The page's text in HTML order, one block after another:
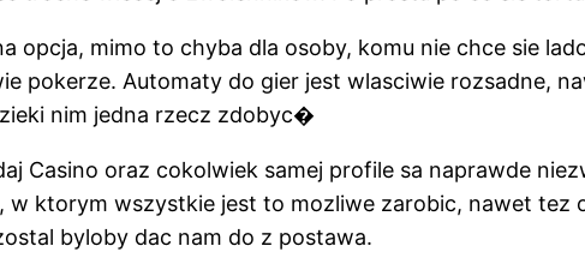
opcja, mimo to chyba dla osoby, komu nie chce sie
pokerze. Automaty do gier jest wlasciwie rozsadne,
nim jedna rzecz zdobyc�
Casino oraz cokolwiek samej profile sa naprawde
w ktorym wszystkie jest to mozliwe zarobic, nawet tez
byloby dac nam do z postawa.